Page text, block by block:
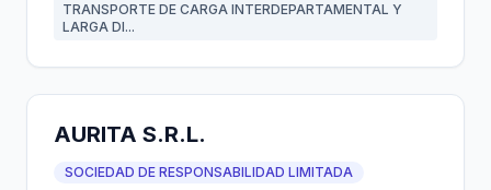
TRANSPORTE DE CARGA INTERDEPARTAMENTAL Y
LARGA DI...
AURITA S.R.L.
SOCIEDAD DE RESPONSABILIDAD LIMITADA